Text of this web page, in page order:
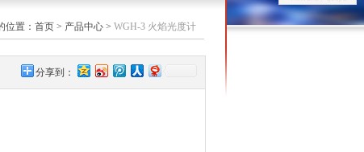
位置： 首页 > 产品中心 > WGH-3 火焰光度计
分享到：